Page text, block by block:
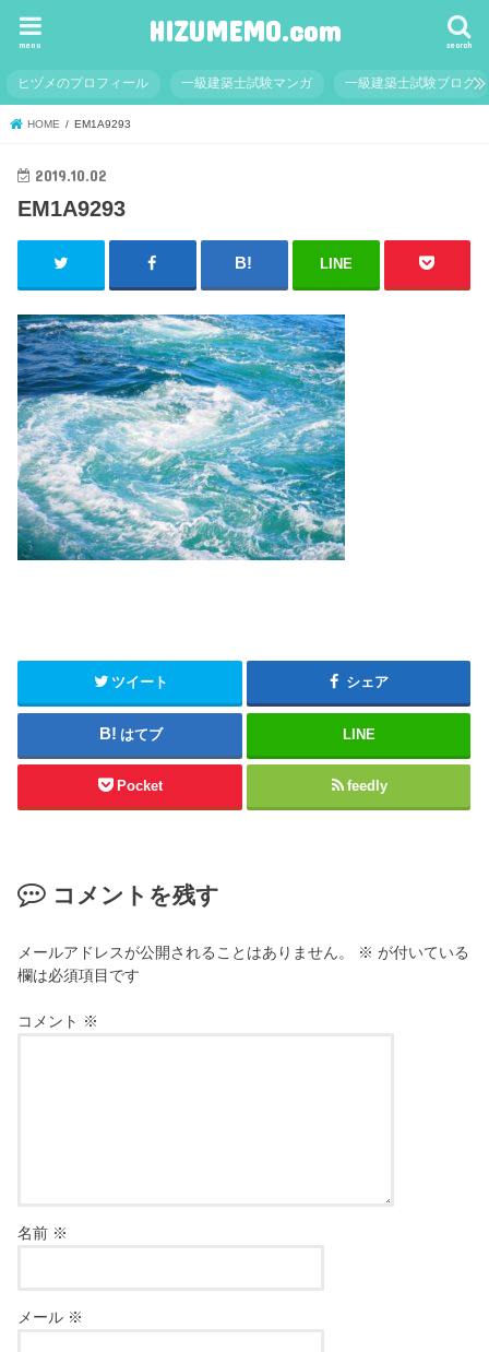
HIZUMEMO.com search
menu
ヒヅメのプロフィール 一級建築士試験マンガ 一級建築士試験ブログ
HOME EM1A9293
2019.10.02
EM1A9293
LINE
ツイート シェア
はてブ LINE
Pocket feedly
コメントを残す
メールアドレスが公開されることはありません。 ※ が付いている
欄は必須項目です
コメント ※
名前 ※
メール ※